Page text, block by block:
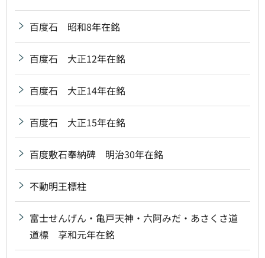
百度石 昭和8年在銘
百度石 大正12年在銘
百度石 大正14年在銘
百度石 大正15年在銘
百度敷石奉納碑 明治30年在銘
不動明王標柱
富士せんげん・亀戸天神・六阿みだ・あさくさ道
道標 享和元年在銘